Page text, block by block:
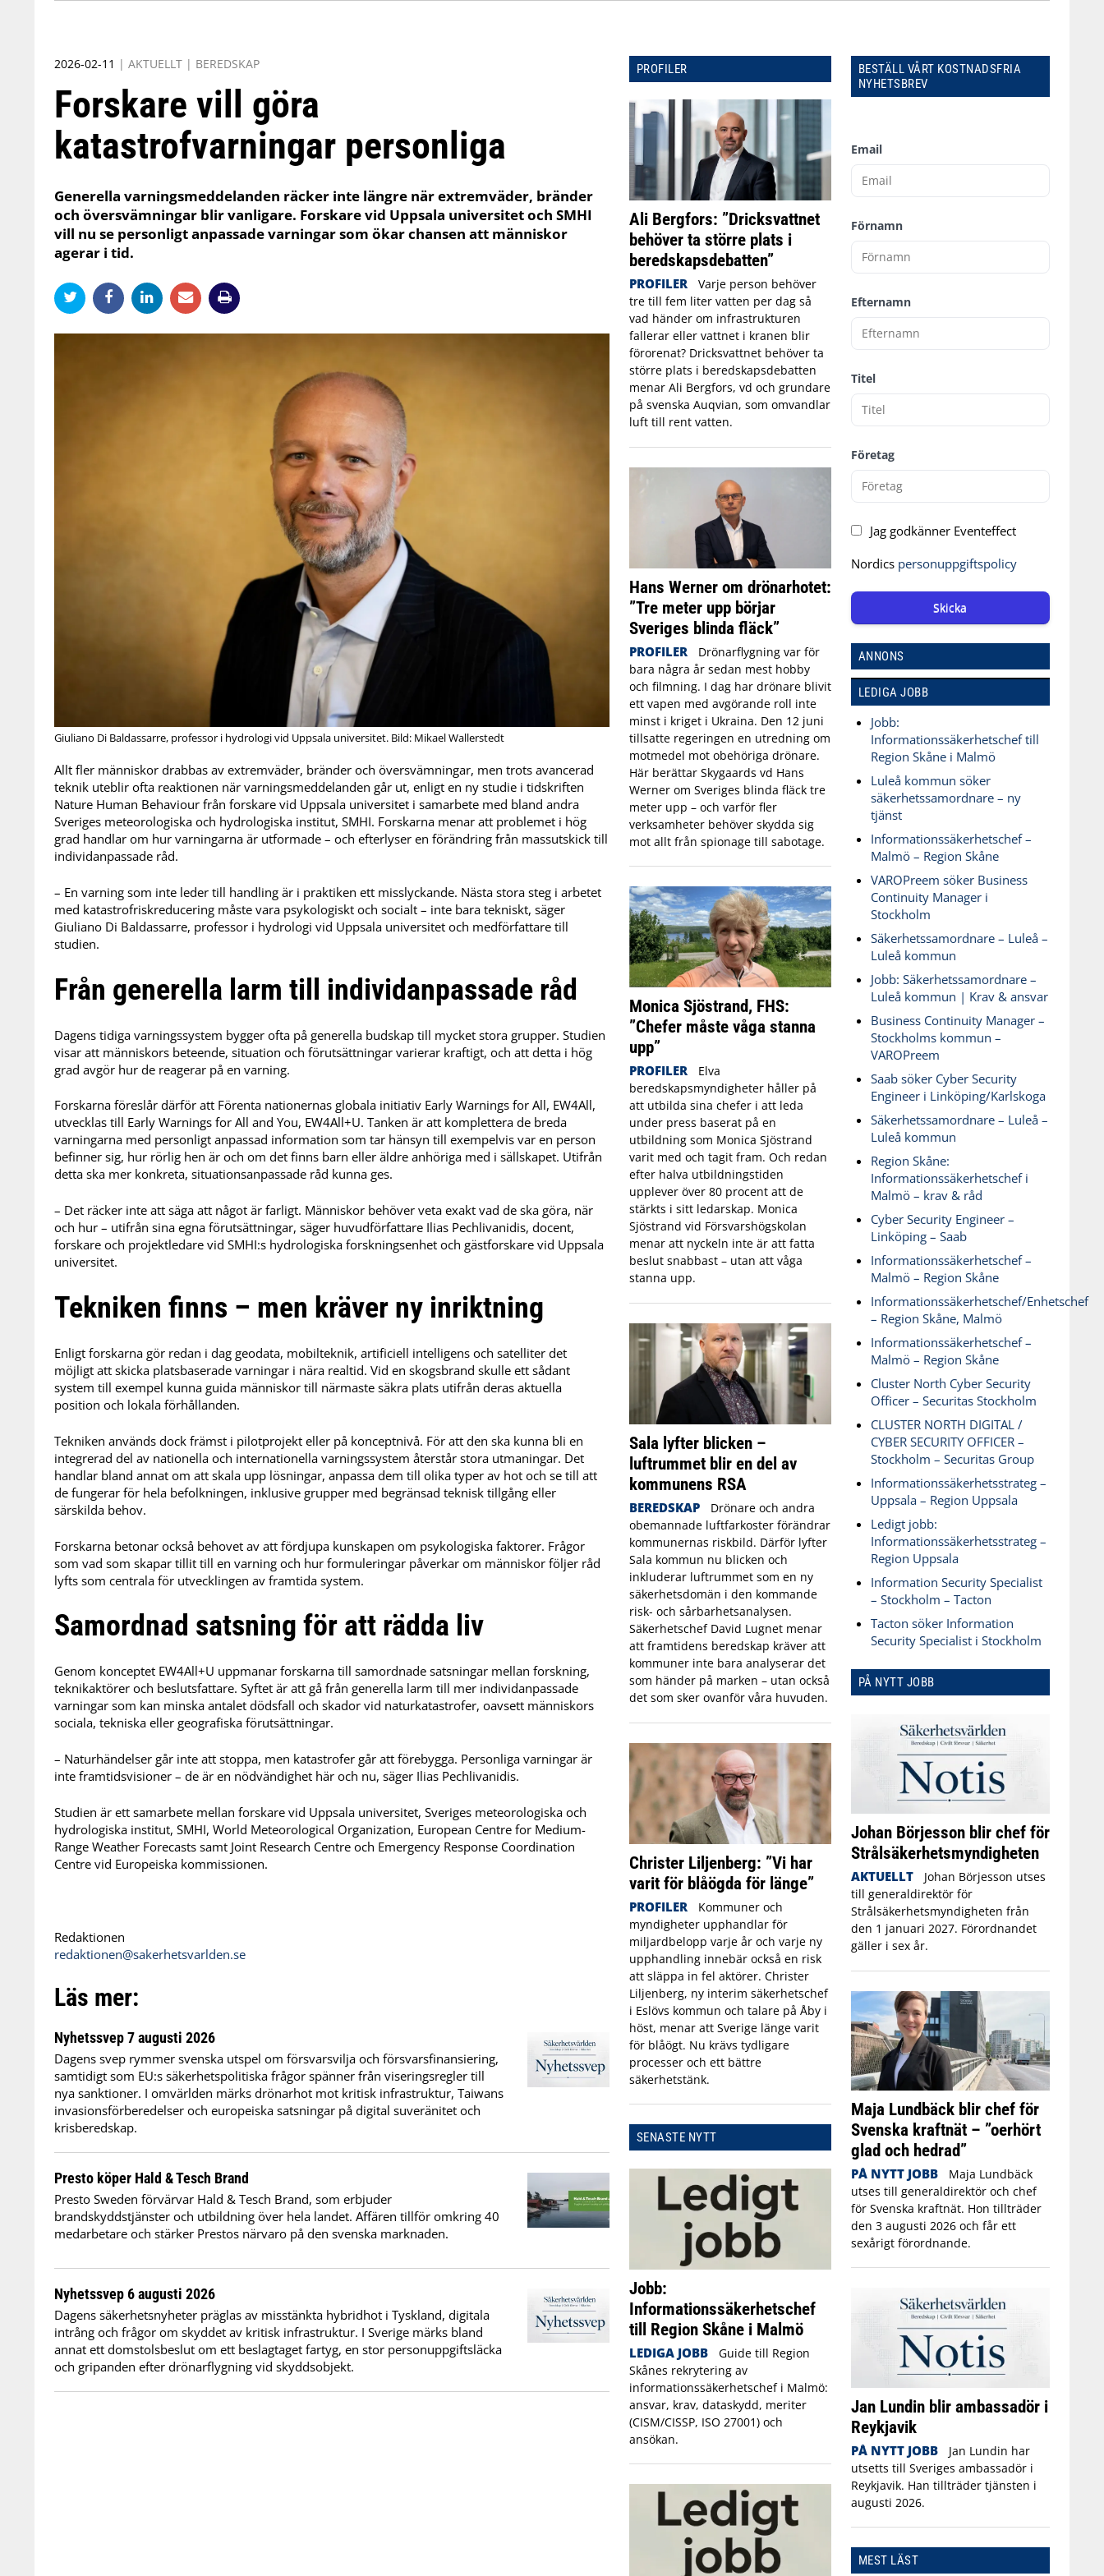
2026-02-11 | AKTUELLT | BEREDSKAP
Forskare vill göra
katastrofvarningar personliga
Generella varningsmeddelanden räcker inte längre när extremväder, bränder
och översvämningar blir vanligare. Forskare vid Uppsala universitet och SMHI
vill nu se personligt anpassade varningar som ökar chansen att människor
agerar i tid.
Giuliano Di Baldassarre, professor i hydrologi vid Uppsala universitet. Bild: Mikael Wallerstedt
Allt fler människor drabbas av extremväder, bränder och översvämningar, men trots avancerad
teknik uteblir ofta reaktionen när varningsmeddelanden går ut, enligt en ny studie i tidskriften
Nature Human Behaviour från forskare vid Uppsala universitet i samarbete med bland andra
Sveriges meteorologiska och hydrologiska institut, SMHI. Forskarna menar att problemet i hög
grad handlar om hur varningarna är utformade – och efterlyser en förändring från massutskick till
individanpassade råd.
– En varning som inte leder till handling är i praktiken ett misslyckande. Nästa stora steg i arbetet
med katastrofriskreducering måste vara psykologiskt och socialt – inte bara tekniskt, säger
Giuliano Di Baldassarre, professor i hydrologi vid Uppsala universitet och medförfattare till
studien.
Från generella larm till individanpassade råd
Dagens tidiga varningssystem bygger ofta på generella budskap till mycket stora grupper. Studien
visar att människors beteende, situation och förutsättningar varierar kraftigt, och att detta i hög
grad avgör hur de reagerar på en varning.
Forskarna föreslår därför att Förenta nationernas globala initiativ Early Warnings for All, EW4All,
utvecklas till Early Warnings for All and You, EW4All+U. Tanken är att komplettera de breda
varningarna med personligt anpassad information som tar hänsyn till exempelvis var en person
befinner sig, hur rörlig hen är och om det finns barn eller äldre anhöriga med i sällskapet. Utifrån
detta ska mer konkreta, situationsanpassade råd kunna ges.
– Det räcker inte att säga att något är farligt. Människor behöver veta exakt vad de ska göra, när
och hur – utifrån sina egna förutsättningar, säger huvudförfattare Ilias Pechlivanidis, docent,
forskare och projektledare vid SMHI:s hydrologiska forskningsenhet och gästforskare vid Uppsala
universitet.
Tekniken finns – men kräver ny inriktning
Enligt forskarna gör redan i dag geodata, mobilteknik, artificiell intelligens och satelliter det
möjligt att skicka platsbaserade varningar i nära realtid. Vid en skogsbrand skulle ett sådant
system till exempel kunna guida människor till närmaste säkra plats utifrån deras aktuella
position och lokala förhållanden.
Tekniken används dock främst i pilotprojekt eller på konceptnivå. För att den ska kunna bli en
integrerad del av nationella och internationella varningssystem återstår stora utmaningar. Det
handlar bland annat om att skala upp lösningar, anpassa dem till olika typer av hot och se till att
de fungerar för hela befolkningen, inklusive grupper med begränsad teknisk tillgång eller
särskilda behov.
Forskarna betonar också behovet av att fördjupa kunskapen om psykologiska faktorer. Frågor
som vad som skapar tillit till en varning och hur formuleringar påverkar om människor följer råd
lyfts som centrala för utvecklingen av framtida system.
Samordnad satsning för att rädda liv
Genom konceptet EW4All+U uppmanar forskarna till samordnade satsningar mellan forskning,
teknikaktörer och beslutsfattare. Syftet är att gå från generella larm till mer individanpassade
varningar som kan minska antalet dödsfall och skador vid naturkatastrofer, oavsett människors
sociala, tekniska eller geografiska förutsättningar.
– Naturhändelser går inte att stoppa, men katastrofer går att förebygga. Personliga varningar är
inte framtidsvisioner – de är en nödvändighet här och nu, säger Ilias Pechlivanidis.
Studien är ett samarbete mellan forskare vid Uppsala universitet, Sveriges meteorologiska och
hydrologiska institut, SMHI, World Meteorological Organization, European Centre for Medium-
Range Weather Forecasts samt Joint Research Centre och Emergency Response Coordination
Centre vid Europeiska kommissionen.
Redaktionen
redaktionen@sakerhetsvarlden.se
Läs mer:
Nyhetssvep 7 augusti 2026
Dagens svep rymmer svenska utspel om försvarsvilja och försvarsfinansiering,
samtidigt som EU:s säkerhetspolitiska frågor spänner från viseringsregler till
nya sanktioner. I omvärlden märks drönarhot mot kritisk infrastruktur, Taiwans
invasionsförberedelser och europeiska satsningar på digital suveränitet och
krisberedskap.
Presto köper Hald & Tesch Brand
Presto Sweden förvärvar Hald & Tesch Brand, som erbjuder
brandskyddstjänster och utbildning över hela landet. Affären tillför omkring 40
medarbetare och stärker Prestos närvaro på den svenska marknaden.
Nyhetssvep 6 augusti 2026
Dagens säkerhetsnyheter präglas av misstänkta hybridhot i Tyskland, digitala
intrång och frågor om skyddet av kritisk infrastruktur. I Sverige märks bland
annat ett domstolsbeslut om ett beslagtaget fartyg, en stor personuppgiftsläcka
och gripanden efter drönarflygning vid skyddsobjekt.
PROFILER
Ali Bergfors: ”Dricksvattnet
behöver ta större plats i
beredskapsdebatten”
PROFILER
Varje person behöver
tre till fem liter vatten per dag så
vad händer om infrastrukturen
fallerar eller vattnet i kranen blir
förorenat? Dricksvattnet behöver ta
större plats i beredskapsdebatten
menar Ali Bergfors, vd och grundare
på svenska Auqvian, som omvandlar
luft till rent vatten.
Hans Werner om drönarhotet:
”Tre meter upp börjar
Sveriges blinda fläck”
PROFILER
Drönarflygning var för
bara några år sedan mest hobby
och filmning. I dag har drönare blivit
ett vapen med avgörande roll inte
minst i kriget i Ukraina. Den 12 juni
tillsatte regeringen en utredning om
motmedel mot obehöriga drönare.
Här berättar Skygaards vd Hans
Werner om Sveriges blinda fläck tre
meter upp – och varför fler
verksamheter behöver skydda sig
mot allt från spionage till sabotage.
Monica Sjöstrand, FHS:
”Chefer måste våga stanna
upp”
PROFILER
Elva
beredskapsmyndigheter håller på
att utbilda sina chefer i att leda
under press baserat på en
utbildning som Monica Sjöstrand
varit med och tagit fram. Och redan
efter halva utbildningstiden
upplever över 80 procent att de
stärkts i sitt ledarskap. Monica
Sjöstrand vid Försvarshögskolan
menar att nyckeln inte är att fatta
beslut snabbast – utan att våga
stanna upp.
Sala lyfter blicken –
luftrummet blir en del av
kommunens RSA
BEREDSKAP
Drönare och andra
obemannade luftfarkoster förändrar
kommunernas riskbild. Därför lyfter
Sala kommun nu blicken och
inkluderar luftrummet som en ny
säkerhetsdomän i den kommande
risk- och sårbarhetsanalysen.
Säkerhetschef David Lugnet menar
att framtidens beredskap kräver att
kommuner inte bara analyserar det
som händer på marken – utan också
det som sker ovanför våra huvuden.
Christer Liljenberg: ”Vi har
varit för blåögda för länge”
PROFILER
Kommuner och
myndigheter upphandlar för
miljardbelopp varje år och varje ny
upphandling innebär också en risk
att släppa in fel aktörer. Christer
Liljenberg, ny interim säkerhetschef
i Eslövs kommun och talare på Åby i
höst, menar att Sverige länge varit
för blåögt. Nu krävs tydligare
processer och ett bättre
säkerhetstänk.
SENASTE NYTT
Jobb:
Informationssäkerhetschef
till Region Skåne i Malmö
LEDIGA JOBB
Guide till Region
Skånes rekrytering av
informationssäkerhetschef i Malmö:
ansvar, krav, dataskydd, meriter
(CISM/CISSP, ISO 27001) och
ansökan.
BESTÄLL VÅRT KOSTNADSFRIA
NYHETSBREV
Email
Förnamn
Efternamn
Titel
Företag
Jag godkänner Eventeffect
Nordics personuppgiftspolicy
Skicka
ANNONS
LEDIGA JOBB
Jobb:
Informationssäkerhetschef till
Region Skåne i Malmö
Luleå kommun söker
säkerhetssamordnare – ny
tjänst
Informationssäkerhetschef –
Malmö – Region Skåne
VAROPreem söker Business
Continuity Manager i
Stockholm
Säkerhetssamordnare – Luleå –
Luleå kommun
Jobb: Säkerhetssamordnare –
Luleå kommun | Krav & ansvar
Business Continuity Manager –
Stockholms kommun –
VAROPreem
Saab söker Cyber Security
Engineer i Linköping/Karlskoga
Säkerhetssamordnare – Luleå –
Luleå kommun
Region Skåne:
Informationssäkerhetschef i
Malmö – krav & råd
Cyber Security Engineer –
Linköping – Saab
Informationssäkerhetschef –
Malmö – Region Skåne
Informationssäkerhetschef/Enhetschef
– Region Skåne, Malmö
Informationssäkerhetschef –
Malmö – Region Skåne
Cluster North Cyber Security
Officer – Securitas Stockholm
CLUSTER NORTH DIGITAL /
CYBER SECURITY OFFICER –
Stockholm – Securitas Group
Informationssäkerhetsstrateg –
Uppsala – Region Uppsala
Ledigt jobb:
Informationssäkerhetsstrateg –
Region Uppsala
Information Security Specialist
– Stockholm – Tacton
Tacton söker Information
Security Specialist i Stockholm
PÅ NYTT JOBB
Johan Börjesson blir chef för
Strålsäkerhetsmyndigheten
AKTUELLT
Johan Börjesson utses
till generaldirektör för
Strålsäkerhetsmyndigheten från
den 1 januari 2027. Förordnandet
gäller i sex år.
Maja Lundbäck blir chef för
Svenska kraftnät – ”oerhört
glad och hedrad”
PÅ NYTT JOBB
Maja Lundbäck
utses till generaldirektör och chef
för Svenska kraftnät. Hon tillträder
den 3 augusti 2026 och får ett
sexårigt förordnande.
Jan Lundin blir ambassadör i
Reykjavik
PÅ NYTT JOBB
Jan Lundin har
utsetts till Sveriges ambassadör i
Reykjavik. Han tillträder tjänsten i
augusti 2026.
MEST LÄST